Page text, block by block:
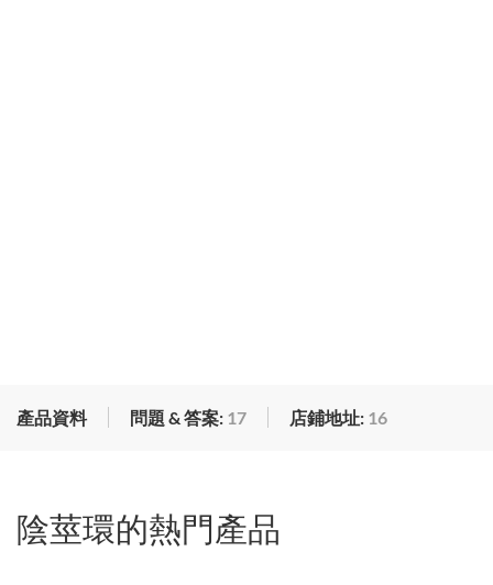
產品資料 問題 & 答案: 17 店鋪地址: 16
陰莖環的熱門產品